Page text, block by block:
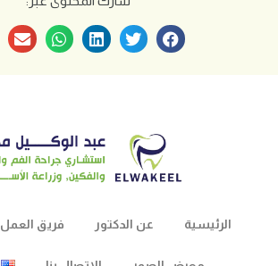
الرئيسية عن الدكتور فريق العمل